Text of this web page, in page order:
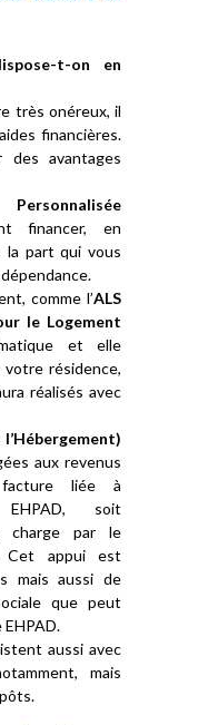
t-on en
très onéreux, il
financières.
des avantages
financer, en
la part qui vous
comme l’ALS
le Logement
et elle
résidence,
réalisés avec
aux revenus
liée à
EHPAD, soit
charge par le
Cet appui est
mais aussi de
que peut
aussi avec
mais